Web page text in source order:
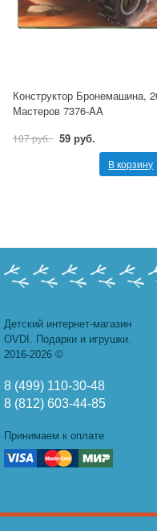
Конструктор Бронемашина,
Мастеров 7376-AA
107 руб. 59 руб.
В корзину
Детский интернет-магазин
OVDI. Подарки и игрушки.
2016-2026 ©
8 (499) 110-30-48
8 (812) 603-44-85
Принимаем к оплате